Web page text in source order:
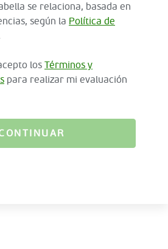
se relaciona, basada en
según la Política de
los Términos y
para realizar mi evaluación